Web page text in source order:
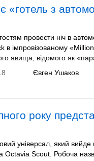
«готель з
провести ніч в
в імпровізованому
явища, відомого як
Євген Ушаков
року
універсал, який вийде
Octavia Scout. Робоча